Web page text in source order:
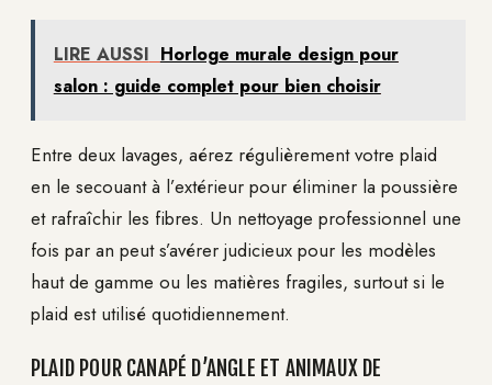
LIRE AUSSI Horloge murale design pour
salon : guide complet pour bien choisir
Entre deux lavages, aérez régulièrement votre plaid
en le secouant à l’extérieur pour éliminer la poussière
et rafraîchir les fibres. Un nettoyage professionnel une
fois par an peut s’avérer judicieux pour les modèles
haut de gamme ou les matières fragiles, surtout si le
plaid est utilisé quotidiennement.
PLAID POUR CANAPÉ D’ANGLE ET ANIMAUX DE